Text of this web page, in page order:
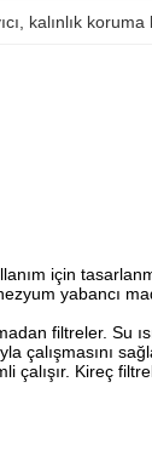
kalınlık
için
yabancı
filtreler. Su
çalışmasını
Kireç filtreli